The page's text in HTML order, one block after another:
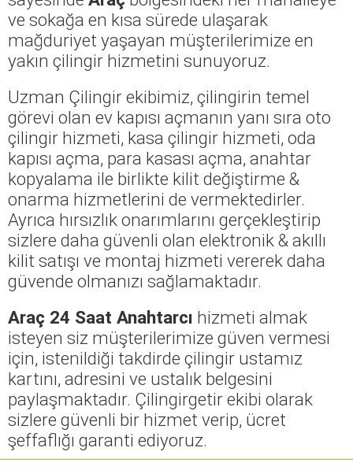
ve sokağa en kısa sürede ulaşarak
mağduriyet yaşayan müşterilerimize en
yakın çilingir hizmetini sunuyoruz.
Uzman Çilingir ekibimiz, çilingirin temel
görevi olan ev kapısı açmanın yanı sıra oto
çilingir hizmeti, kasa çilingir hizmeti, oda
kapısı açma, para kasası açma, anahtar
kopyalama ile birlikte kilit değiştirme &
onarma hizmetlerini de vermektedirler.
Ayrıca hırsızlık onarımlarını gerçekleştirip
sizlere daha güvenli olan elektronik & akıllı
kilit satışı ve montaj hizmeti vererek daha
güvende olmanızı sağlamaktadır.
Araç 24 Saat Anahtarcı hizmeti almak
isteyen siz müşterilerimize güven vermesi
için, istenildiği takdirde çilingir ustamız
kartını, adresini ve ustalık belgesini
paylaşmaktadır. Çilingirgetir ekibi olarak
sizlere güvenli bir hizmet verip, ücret
şeffaflığı garanti ediyoruz.